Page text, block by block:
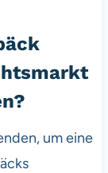
um eine